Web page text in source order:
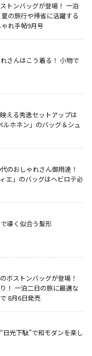
トンバッグが登場！ 一泊
の旅行や帰省に活躍する
れ手帖9月号
さんはこう着る！ 小物で
える秀逸セットアップは
ホネン」のバッグ＆シュ
のおしゃれさん御用達！
エ」のバッグはヘビロテ必
導く似合う髪形
ボストンバッグが登場！
！ 一泊二日の旅に最適な
8月6日発売
日光下駄”で和モダンを楽し